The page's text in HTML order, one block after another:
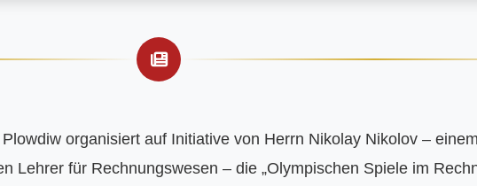
organisiert auf Initiative von Herrn Nikolay Nikolov – einem
Lehrer für Rechnungswesen – die „Olympischen Spiele im